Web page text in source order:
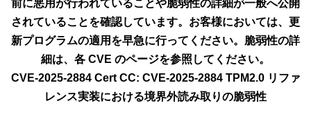
前に悪用が行われていることや脆弱性の詳細が一般へ公開
されていることを確認しています。お客様においては、更
新プログラムの適用を早急に行ってください。脆弱性の詳
細は、各 CVE のページを参照してください。
CVE-2025-2884 Cert CC: CVE-2025-2884 TPM2.0 リファ
レンス実装における境界外読み取りの脆弱性